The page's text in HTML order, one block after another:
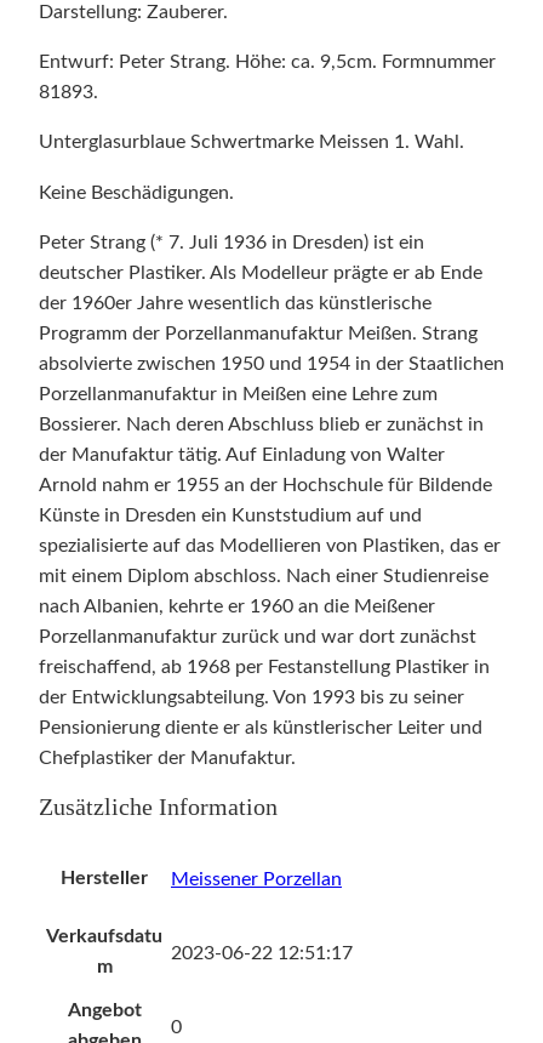
s
.
a
r
e
o
e
t
e
t
a
M
Darstellung: Zauberer.
Entwurf: Peter Strang. Höhe: ca. 9,5cm. Formnummer
81893.
Unterglasurblaue Schwertmarke Meissen 1. Wahl.
Keine Beschädigungen.
Peter Strang (* 7. Juli 1936 in Dresden) ist ein
deutscher Plastiker. Als Modelleur prägte er ab Ende
der 1960er Jahre wesentlich das künstlerische
Programm der Porzellanmanufaktur Meißen. Strang
absolvierte zwischen 1950 und 1954 in der Staatlichen
Porzellanmanufaktur in Meißen eine Lehre zum
Bossierer. Nach deren Abschluss blieb er zunächst in
der Manufaktur tätig. Auf Einladung von Walter
Arnold nahm er 1955 an der Hochschule für Bildende
Künste in Dresden ein Kunststudium auf und
spezialisierte auf das Modellieren von Plastiken, das er
mit einem Diplom abschloss. Nach einer Studienreise
nach Albanien, kehrte er 1960 an die Meißener
Porzellanmanufaktur zurück und war dort zunächst
freischaffend, ab 1968 per Festanstellung Plastiker in
der Entwicklungsabteilung. Von 1993 bis zu seiner
Pensionierung diente er als künstlerischer Leiter und
Chefplastiker der Manufaktur.
Zusätzliche Information
Hersteller Meissener Porzellan
Verkaufsdatu
m
2023-06-22 12:51:17
Angebot
0